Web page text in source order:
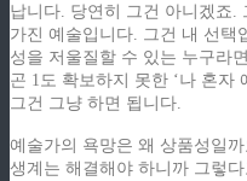
납니다. 당연히 그건 아니겠죠.
가진 예술입니다. 그건 내 선택
성을 저울질할 수 있는 누구라
곤 1도 확보하지 못한 ‘나 혼자
그건 그냥 하면 됩니다.
예술가의 욕망은 왜 상품성일
생계는 해결해야 하니까 그렇